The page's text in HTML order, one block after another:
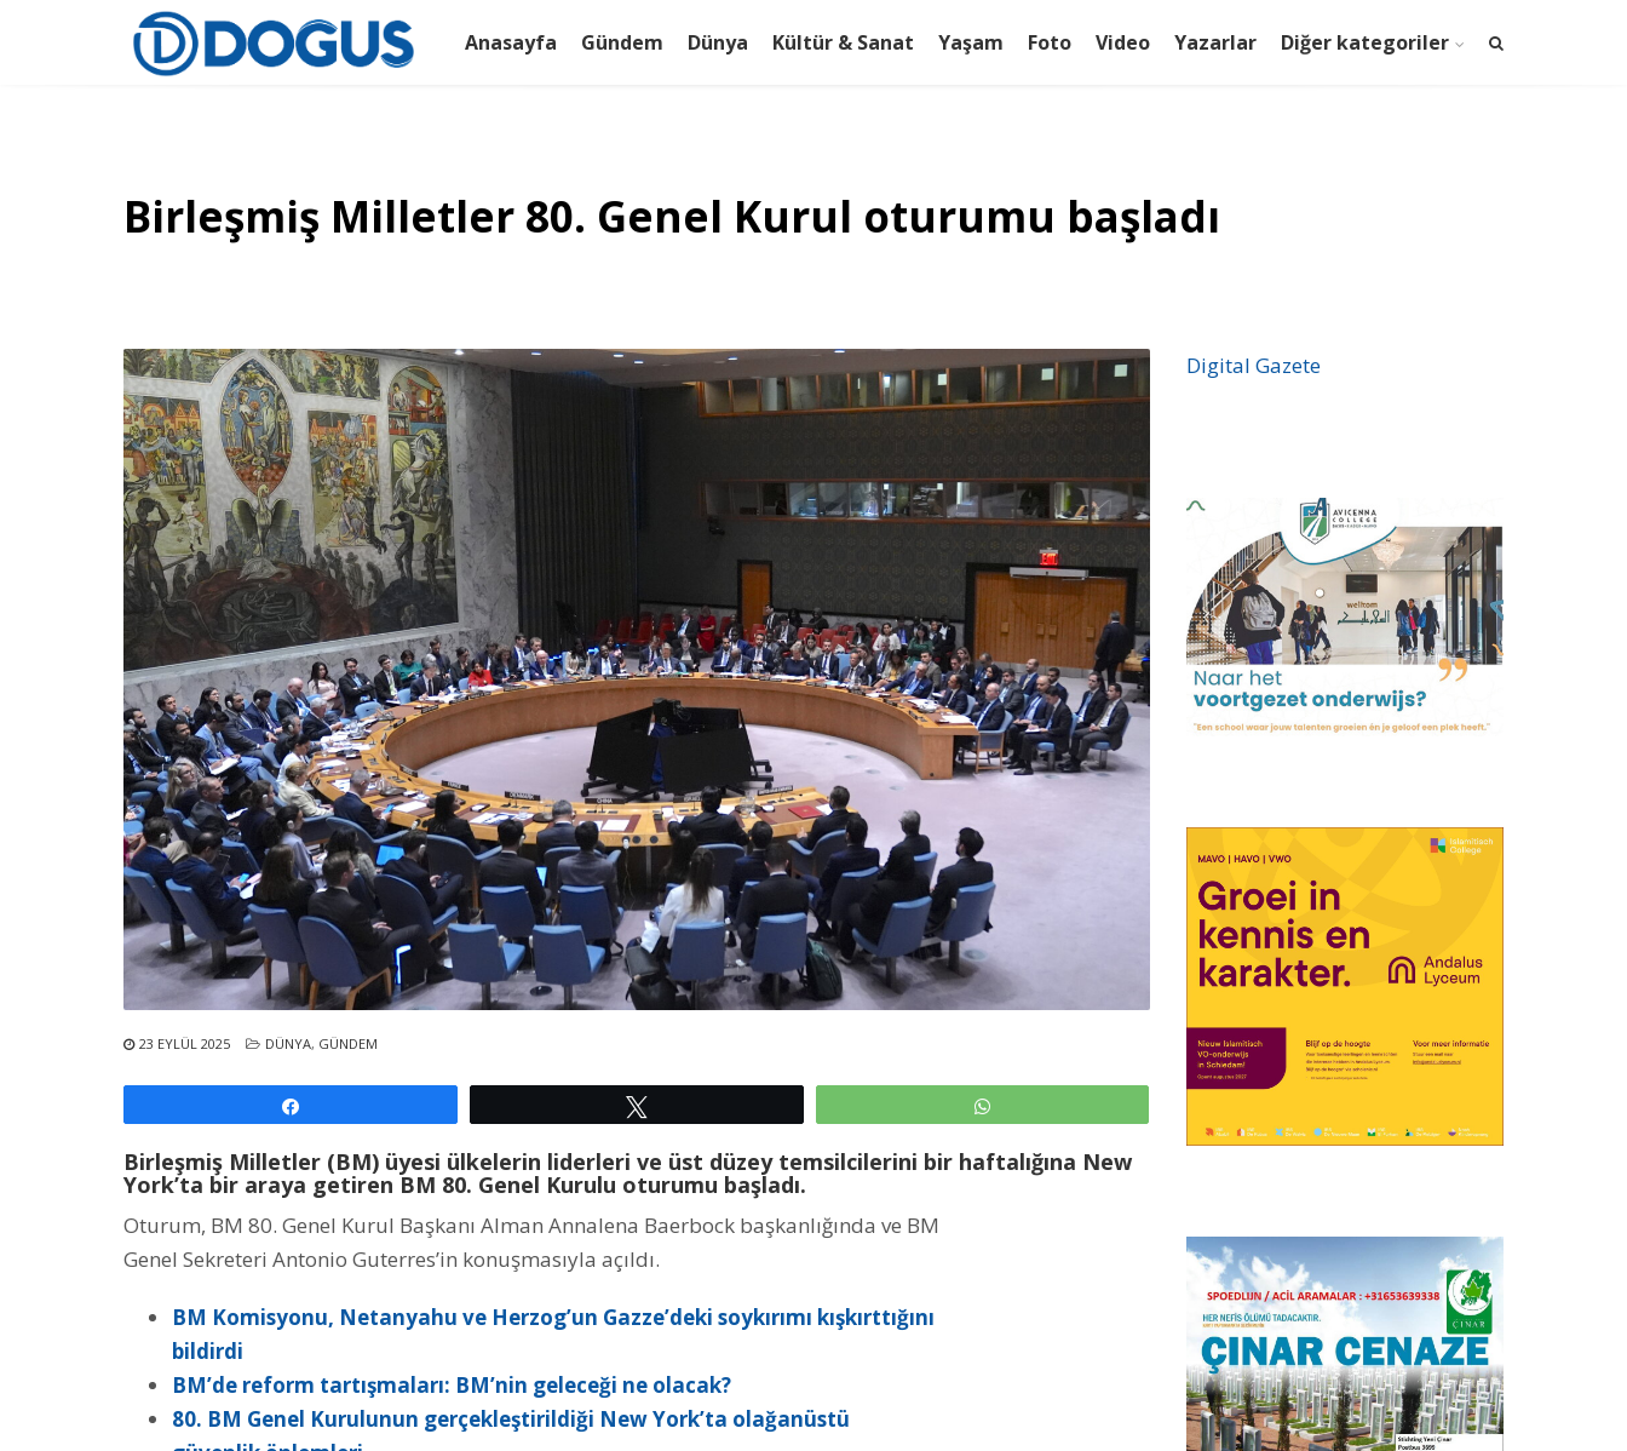
Anasayfa Gündem Dünya Kültür & Sanat Yaşam Foto Video Yazarlar Diğer kategoriler
Birleşmiş Milletler 80. Genel Kurul oturumu başladı
23 EYLÜL 2025 DÜNYA, GÜNDEM
Birleşmiş Milletler (BM) üyesi ülkelerin liderleri ve üst düzey temsilcilerini bir haftalığına New
York’ta bir araya getiren BM 80. Genel Kurulu oturumu başladı.
Oturum, BM 80. Genel Kurul Başkanı Alman Annalena Baerbock başkanlığında ve BM
Genel Sekreteri Antonio Guterres’in konuşmasıyla açıldı.
BM Komisyonu, Netanyahu ve Herzog’un Gazze’deki soykırımı kışkırttığını
bildirdi
BM’de reform tartışmaları: BM’nin geleceği ne olacak?
80. BM Genel Kurulunun gerçekleştirildiği New York’ta olağanüstü
Digital Gazete